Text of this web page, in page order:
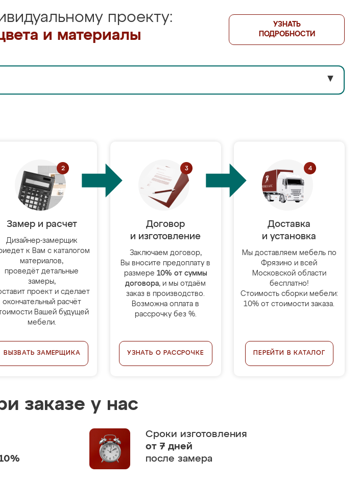
проекту:
и материалы
УЗНАТЬ
ПОДРОБНОСТИ
▼
Замер и расчет
Дизайнер-замерщик
к Вам с каталогом
материалов,
проведёт детальные
замеры,
проект и сделает
окончательный расчёт
Вашей будущей
мебели.
ВЫЗВАТЬ ЗАМЕРЩИКА
Договор
и изготовление
Заключаем договор,
Вы вносите предоплату в
размере 10% от суммы
договора, и мы отдаём
заказ в производство.
Возможна оплата в
рассрочку без %.
УЗНАТЬ О РАССРОЧКЕ
Доставка
и установка
Мы доставляем мебель по
Фрязино и всей
Московской области
бесплатно!
Стоимость сборки мебели:
10% от стоимости заказа.
ПЕРЕЙТИ В КАТАЛОГ
заказе у нас
Сроки изготовления
от 7 дней
после замера